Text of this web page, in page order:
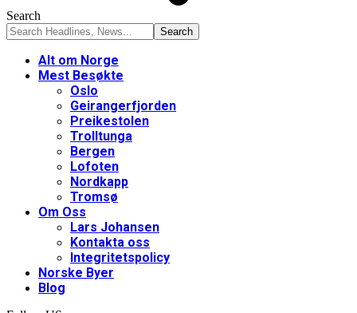
Search
Alt om Norge
Mest Besøkte
Oslo
Geirangerfjorden
Preikestolen
Trolltunga
Bergen
Lofoten
Nordkapp
Tromsø
Om Oss
Lars Johansen
Kontakta oss
Integritetspolicy
Norske Byer
Blog